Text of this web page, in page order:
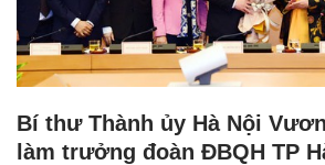
Bí thư Thành ủy Hà Nội
làm trưởng đoàn ĐBQH TP